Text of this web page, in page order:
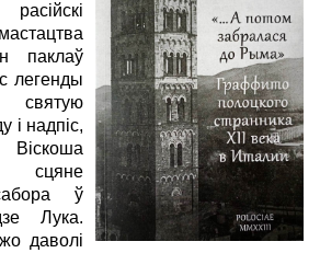
паклаў
легенды
і надпіс,
сцяне
ў
Лука.
даволі